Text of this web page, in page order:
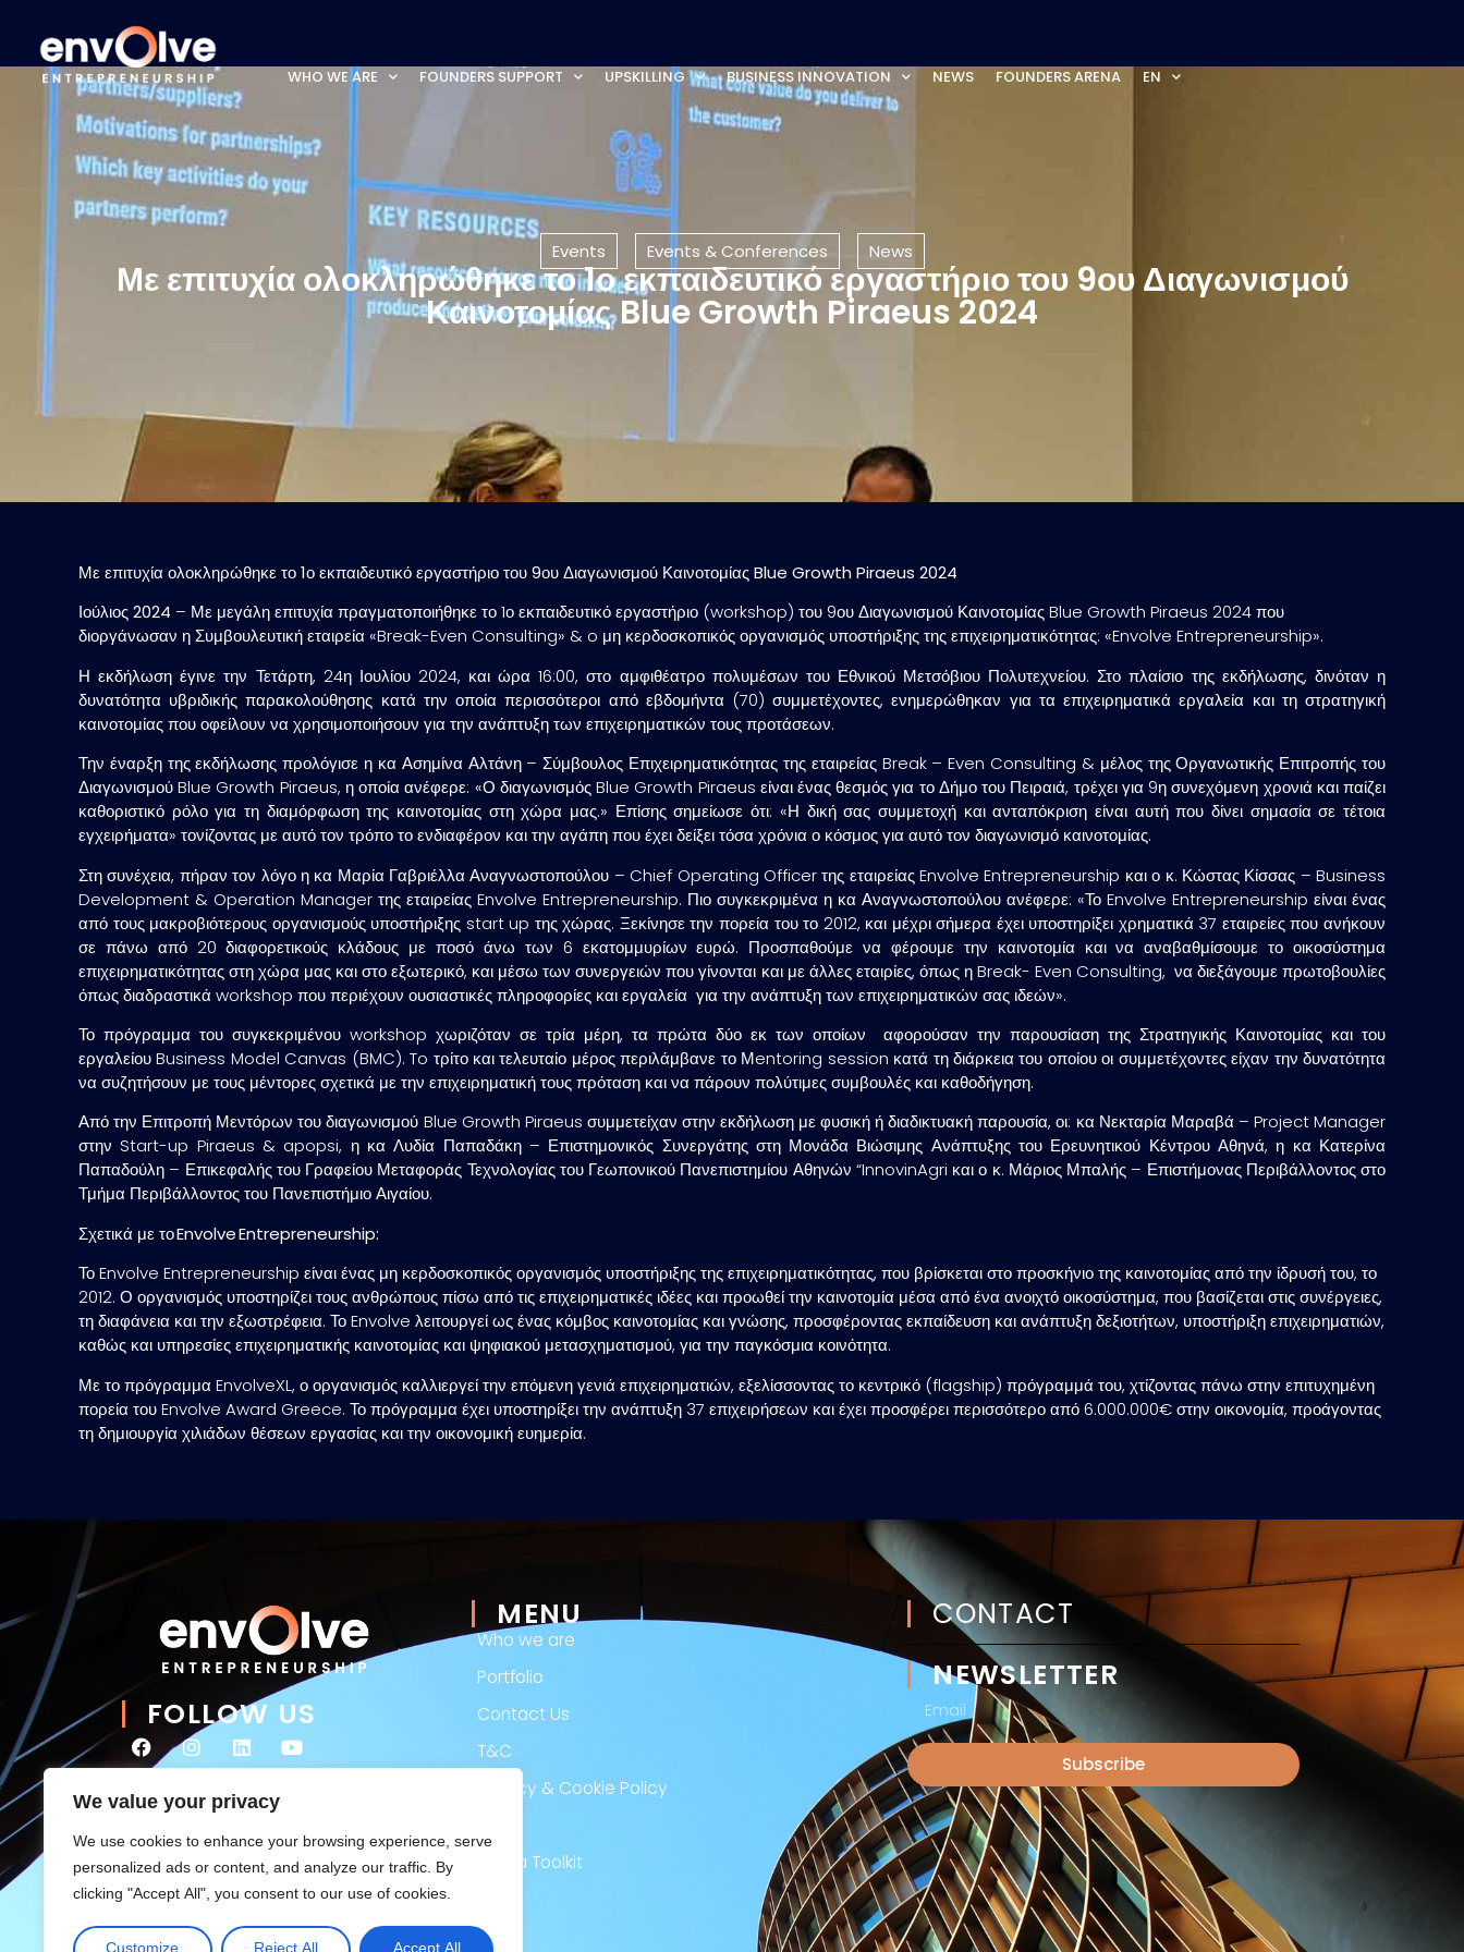
We value your privacy
We use cookies to enhance your browsing experience, serve
personalized ads or content, and analyze our traffic. By
clicking "Accept All", you consent to our use of cookies.
WHO WE ARE FOUNDERS SUPPORT UPSKILLING BUSINESS INNOVATION NEWS FOUNDERS ARENA EN
Events Events & Conferences News
Με επιτυχία ολοκληρώθηκε το 1ο εκπαιδευτικό εργαστήριο του 9ου Διαγωνισμού
Καινοτομίας Blue Growth Piraeus 2024
Με επιτυχία ολοκληρώθηκε το 1ο εκπαιδευτικό εργαστήριο του 9ου Διαγωνισμού Καινοτομίας Blue Growth Piraeus 2024
Ιούλιος 2024 – Με μεγάλη επιτυχία πραγματοποιήθηκετο 1ο εκπαιδευτικό εργαστήριο (workshop) του 9ου Διαγωνισμού Καινοτομίας Blue Growth Piraeus 2024 που
διοργάνωσαν η Συμβουλευτική εταιρεία «Break-Even Consulting» & o μη κερδοσκοπικός οργανισμός υποστήριξης της επιχειρηματικότητας: «Envolve Entrepreneurship».
Η εκδήλωση έγινε την Τετάρτη, 24η Ιουλίου 2024, και ώρα 16:00, στο αμφιθέατρο πολυμέσων του Εθνικού Μετσόβιου Πολυτεχνείου. Στο πλαίσιο της εκδήλωσης, δινόταν η
δυνατότητα υβριδικής παρακολούθησης κατά την οποίαπερισσότεροι από εβδομήντα (70) συμμετέχοντες, ενημερώθηκαν για τα επιχειρηματικά εργαλεία και τη στρατηγική
καινοτομίας που οφείλουν να χρησιμοποιήσουν για την ανάπτυξη των επιχειρηματικών τους προτάσεων.
Την έναρξη της εκδήλωσης προλόγισε η κα Ασημίνα Αλτάνη– Σύμβουλος Επιχειρηματικότητας της εταιρείας Break – Even Consulting & μέλος της Οργανωτικής Επιτροπής του
Διαγωνισμού Blue Growth Piraeus, η οποία ανέφερε: «Ο διαγωνισμός Blue Growth Piraeus είναι ένας θεσμός για το Δήμο του Πειραιά, τρέχει για 9η συνεχόμενη χρονιά και παίζει
καθοριστικό ρόλο για τη διαμόρφωση της καινοτομίας στη χώρα μας.» Επίσης σημείωσε ότι: «Η δική σας συμμετοχή και ανταπόκριση είναι αυτή που δίνει σημασία σε τέτοια
εγχειρήματα» τονίζοντας με αυτό τον τρόπο το ενδιαφέρον και την αγάπη που έχει δείξει τόσα χρόνια ο κόσμος για αυτό τον διαγωνισμό καινοτομίας.
Στη συνέχεια, πήραν τον λόγο η κα Μαρία Γαβριέλλα Αναγνωστοπούλου – Chief Operating Officer της εταιρείας Envolve Entrepreneurship και ο κ. Κώστας Κίσσας – Business
Development & Operation Manager της εταιρείας Envolve Entrepreneurship. Πιο συγκεκριμένα η κα Αναγνωστοπούλου ανέφερε: «Το Envolve Entrepreneurship είναι ένας
από τους μακροβιότερους οργανισμούς υποστήριξης start up της χώρας. Ξεκίνησε την πορεία του το 2012, και μέχρι σήμερα έχει υποστηρίξει χρηματικά 37 εταιρείες που ανήκουν
σε πάνω από 20 διαφορετικούς κλάδους με ποσό άνω των 6 εκατομμυρίων ευρώ. Προσπαθούμε να φέρουμε την καινοτομία και να αναβαθμίσουμε το οικοσύστημα
επιχειρηματικότητας στη χώρα μας και στο εξωτερικό, και μέσω των συνεργειών που γίνονται και με άλλες εταιρίες, όπως ηBreak- Even Consulting, να διεξάγουμε πρωτοβουλίες
όπως διαδραστικά workshop που περιέχουν ουσιαστικές πληροφορίες και εργαλεία για την ανάπτυξη των επιχειρηματικών σας ιδεών».
Το πρόγραμμα του συγκεκριμένου workshop χωριζόταν σε τρία μέρη, τα πρώτα δύο εκ των οποίων αφορούσαν την παρουσίαση της Στρατηγικής Καινοτομίας και του
εργαλείουBusiness Model Canvas (BMC). To τρίτο και τελευταίο μέρος περιλάμβανε το Μentoring session κατά τη διάρκεια του οποίου οι συμμετέχοντες είχαν την δυνατότητα
να συζητήσουν με τους μέντορες σχετικά με την επιχειρηματική τους πρόταση και να πάρουν πολύτιμες συμβουλές και καθοδήγηση.
Από την Επιτροπή Μεντόρων του διαγωνισμού Blue Growth Piraeus συμμετείχαν στην εκδήλωση με φυσική ή διαδικτυακή παρουσία, οι: κα Νεκταρία Μαραβά – Project Manager
στην Start-up Piraeus & apopsi, η καΛυδία Παπαδάκη– Επιστημονικός Συνεργάτης στη Μονάδα Βιώσιμης Ανάπτυξης του Ερευνητικού Κέντρου Αθηνά, η κα Κατερίνα
Παπαδούλη – Επικεφαλής του Γραφείου Μεταφοράς Τεχνολογίας του Γεωπονικού Πανεπιστημίου Αθηνών “InnovinAgri και ο κ. Μάριος Μπαλής – Επιστήμονας Περιβάλλοντος στο
Τμήμα Περιβάλλοντος του Πανεπιστήμιο Αιγαίου.
Σχετικά με τοEnvolveEntrepreneurship:
ΤοEnvolve Entrepreneurship είναι ένας μη κερδοσκοπικός οργανισμός υποστήριξης της επιχειρηματικότητας, που βρίσκεται στο προσκήνιο της καινοτομίας από την ίδρυσή του, το
2012. Ο οργανισμός υποστηρίζει τους ανθρώπους πίσω από τις επιχειρηματικές ιδέες και προωθεί την καινοτομία μέσα από ένα ανοιχτό οικοσύστημα, που βασίζεται στις συνέργειες,
τη διαφάνεια και την εξωστρέφεια. ΤοEnvolve λειτουργεί ως ένας κόμβος καινοτομίας και γνώσης, προσφέροντας εκπαίδευση και ανάπτυξη δεξιοτήτων, υποστήριξη επιχειρηματιών,
καθώς και υπηρεσίες επιχειρηματικής καινοτομίας και ψηφιακού μετασχηματισμού, για την παγκόσμια κοινότητα.
Με το πρόγραμμα EnvolveXL, ο οργανισμός καλλιεργεί την επόμενη γενιά επιχειρηματιών, εξελίσσοντας το κεντρικό (flagship) πρόγραμμά του, χτίζοντας πάνω στην επιτυχημένη
πορεία τουEnvolve Award Greece. Το πρόγραμμα έχει υποστηρίξει την ανάπτυξη 37 επιχειρήσεων και έχει προσφέρει περισσότερο από 6.000.000€ στην οικονομία, προάγοντας
τη δημιουργία χιλιάδων θέσεων εργασίας και την οικονομική ευημερία.
FOLLOW US
MENU
Who we are
Portfolio
Contact Us
T&C
Privacy & Cookie Policy
Media Toolkit
CONTACT
NEWSLETTER
Subscribe